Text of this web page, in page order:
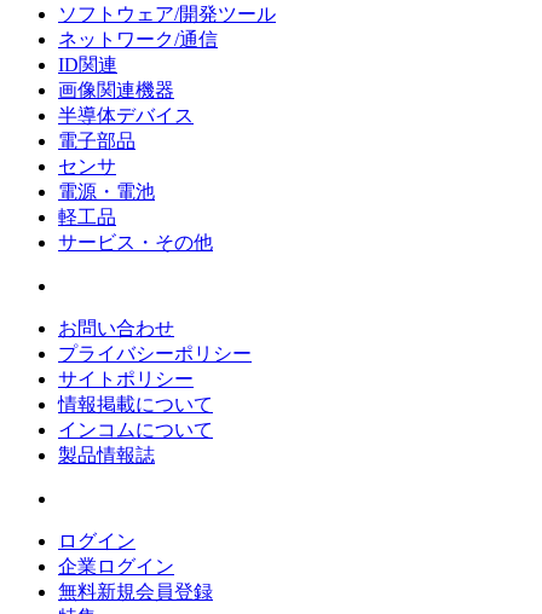
ソフトウェア/開発ツール
ネットワーク/通信
ID関連
画像関連機器
半導体デバイス
電子部品
センサ
電源・電池
軽工品
サービス・その他
お問い合わせ
プライバシーポリシー
サイトポリシー
情報掲載について
インコムについて
製品情報誌
ログイン
企業ログイン
無料新規会員登録